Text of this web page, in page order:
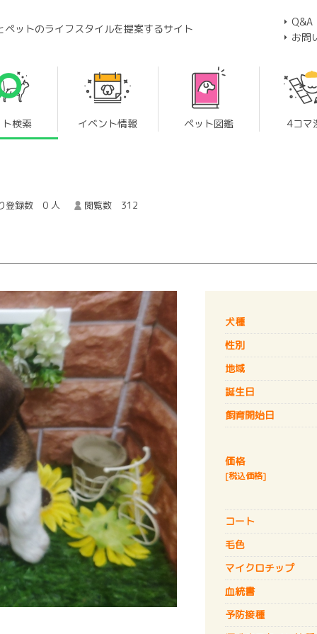
ペットのライフスタイルを提案するサイト
Q&A
お問
ト検索 イベント情報 ペット図鑑 4コマ
登録数 0 人 閲覧数 312
犬種
性別
地域
誕生日
飼育開始日
価格
[税込価格]
コート
毛色
マイクロチップ
血統書
予防接種